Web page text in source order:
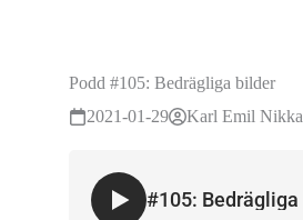
Podd #105: Bedrägliga bilder
2021-01-29
Karl Emil Nikka